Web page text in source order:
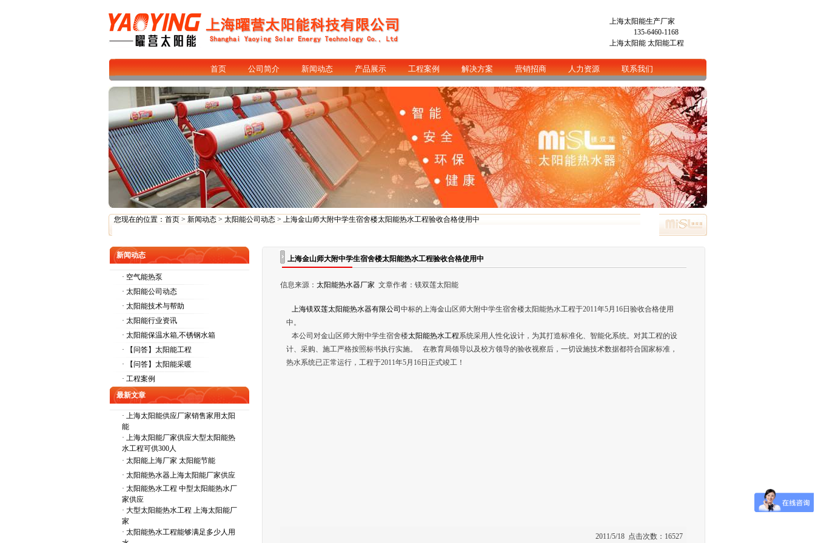
上海太阳能生产厂家
135-6460-1168
上海太阳能 太阳能工程
首页 公司简介 新闻动态 产品展示 工程案例 解决方案 营销招商 人力资源 联系我们
您现在的位置： 首页> 新闻动态> 太阳能公司动态> 上海金山师大附中学生宿舍楼太阳能热水工程验收合格使用中
新闻动态
· 空气能热泵
· 太阳能公司动态
· 太阳能技术与帮助
· 太阳能行业资讯
· 太阳能保温水箱,不锈钢水箱
· 【问答】太阳能工程
· 【问答】太阳能采暖
· 工程案例
最新文章
· 上海太阳能供应厂家销售家用太阳
能
· 上海太阳能厂家供应大型太阳能热
水工程可供300人
· 太阳能上海厂家 太阳能节能
· 太阳能热水器上海太阳能厂家供应
· 太阳能热水工程 中型太阳能热水厂
家供应
· 大型太阳能热水工程 上海太阳能厂
家
· 太阳能热水工程能够满足多少人用
上海金山师大附中学生宿舍楼太阳能热水工程验收合格使用中
信息来源： 太阳能热水器厂家 文章作者：镁双莲太阳能
上海镁双莲太阳能热水器有限公司 中标的上海金山区师大附中学生宿舍楼太阳能热水工程于2011年5月16日验收合格使用
中。
本公司对金山区师大附中学生宿舍楼太阳能热水工程系统采用人性化设计，为其打造标准化、智能化系统。对其工程的设
计、采购、施工严格按照标书执行实施。 在教育局领导以及校方领导的验收视察后，一切设施技术数据都符合国家标准，
热水系统已正常运行，工程于2011年5月16日正式竣工！
2011/5/18 点击次数：16527